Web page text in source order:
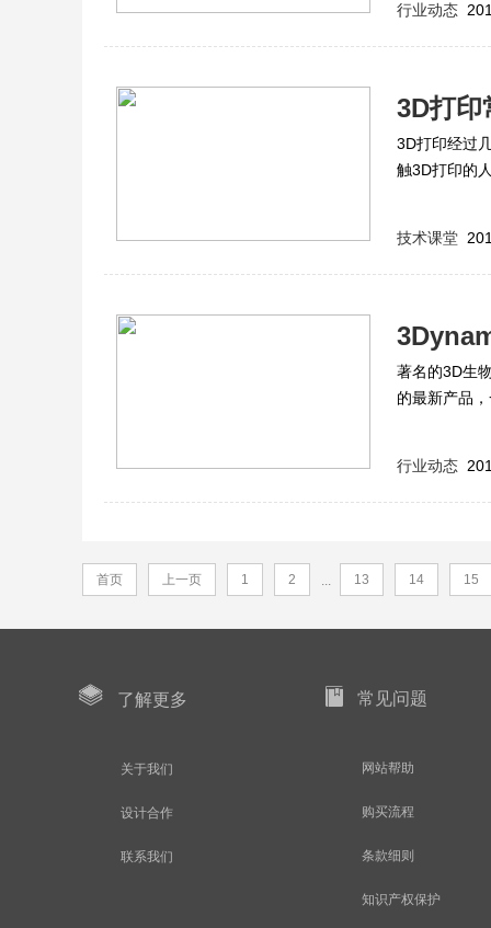
行业动态
3D打印
3D打印经过
触3D打印的
技术课堂
耗材
著名的3D生
的最新产品
行业动态
首页 上一页 1 2 ... 13 14 15
了解更多
关于我们
设计合作
联系我们
常见问题
网站帮助
购买流程
条款细则
知识产权保护